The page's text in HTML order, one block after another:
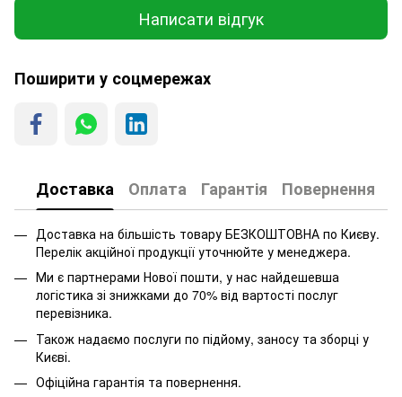
Написати відгук
Поширити у соцмережах
Доставка Оплата Гарантія Повернення
Доставка на більшість товару БЕЗКОШТОВНА по Києву.
Перелік акційної продукції уточнюйте у менеджера.
Ми є партнерами Нової пошти, у нас найдешевша
логістика зі знижками до 70% від вартості послуг
перевізника.
Також надаємо послуги по підйому, заносу та зборці у
Києві.
Офіційна гарантія та повернення.